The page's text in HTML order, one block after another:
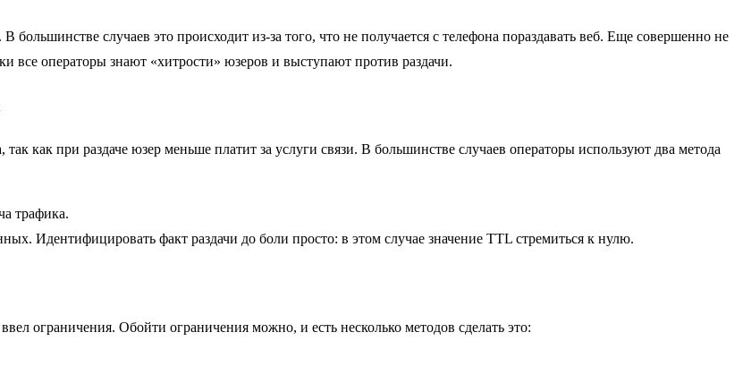
случаев это происходит из-за того, что не получается с телефона пораздавать веб. Еще совершенно не
все операторы знают «хитрости» юзеров и выступают против раздачи.
как при раздаче юзер меньше платит за услуги связи. В большинстве случаев операторы используют два метода
трафика.
Идентифицировать факт раздачи до боли просто: в этом случае значение TTL стремиться к нулю.
ограничения. Обойти ограничения можно, и есть несколько методов сделать это: